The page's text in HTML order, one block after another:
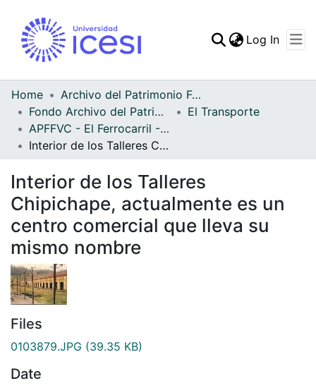
Statistics
Log In
Home
Archivo del Patrimonio Fotográfico y Fílmico del Valle del Cauca
Fondo Archivo del Patrimonio Fotográfico y Fílmico del Valle del Cauca
El Transporte
APFFVC - El Ferrocarril - Patrimonial
Interior de los Talleres Chipichape, actualmente es un centro comercial que lleva su mismo nombre
Interior de los Talleres
Chipichape, actualmente es un
centro comercial que lleva su
mismo nombre
Files
0103879.JPG (39.35 KB)
Date